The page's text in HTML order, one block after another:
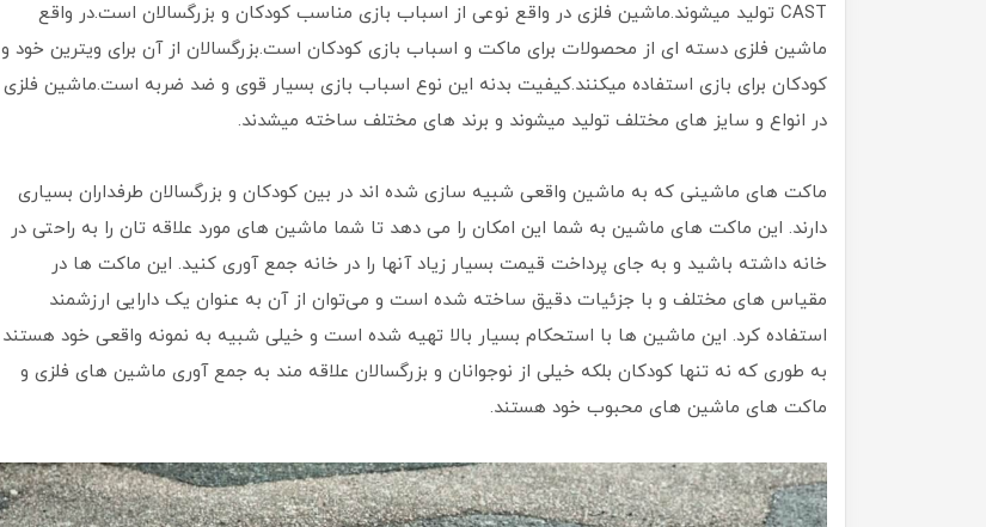
CAST تولید میشوند.ماشین فلزی در واقع نوعی از اسباب بازی مناسب کودکان و بزرگسالان است.در واقع
ماشین فلزی دسته ای از محصولات برای ماکت و اسباب بازی کودکان است.بزرگسالان از آن برای ویترین خود و
کودکان برای بازی استفاده میکنند.کیفیت بدنه این نوع اسباب بازی بسیار قوی و ضد ضربه است.ماشین فلزی
در انواع و سایز های مختلف تولید میشوند و برند های مختلف ساخته میشدند.
ماکت های ماشینی که به ماشین واقعی شبیه سازی شده اند در بین کودکان و بزرگسالان طرفداران بسیاری
دارند. این ماکت های ماشین به شما این امکان را می دهد تا شما ماشین های مورد علاقه تان را به راحتی در
خانه داشته باشید و به جای پرداخت قیمت بسیار زیاد آنها را در خانه جمع آوری کنید. این ماکت ها در
مقیاس های مختلف و با جزئیات دقیق ساخته شده است و می‌توان از آن به عنوان یک دارایی ارزشمند
استفاده کرد. این ماشین ها با استحکام بسیار بالا تهیه شده است و خیلی شبیه به نمونه واقعی خود هستند
به طوری که نه تنها کودکان بلکه خیلی از نوجوانان و بزرگسالان علاقه مند به جمع آوری ماشین های فلزی و
ماکت های ماشین های محبوب خود هستند.